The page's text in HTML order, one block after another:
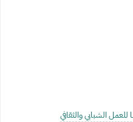
الشبابي والثقافي